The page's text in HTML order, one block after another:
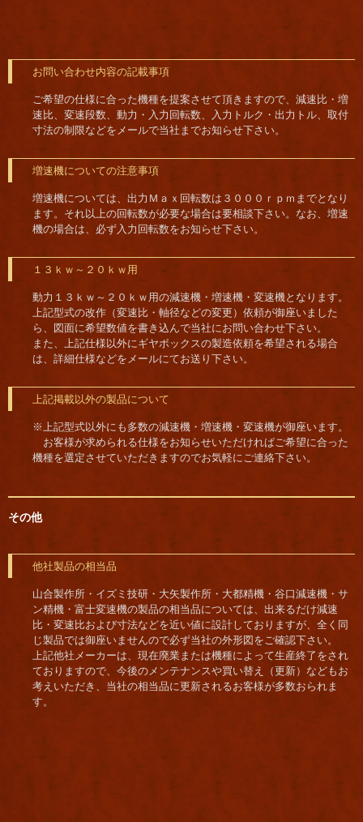
お問い合わせ内容の記載事項
ご希望の仕様に合った機種を提案させて頂きますので、減速比・増
速比、変速段数、動力・入力回転数、入力トルク・出力トル、取付
寸法の制限などをメールで当社までお知らせ下さい。
増速機についての注意事項
増速機については、出力Ｍａｘ回転数は３０００ｒｐｍまでとなり
ます。それ以上の回転数が必要な場合は要相談下さい。なお、増速
機の場合は、必ず入力回転数をお知らせ下さい。
１３ｋｗ～２０ｋｗ用
動力１３ｋｗ～２０ｋｗ用の減速機・増速機・変速機となります。
上記型式の改作（変速比・軸径などの変更）依頼が御座いました
ら、図面に希望数値を書き込んで当社にお問い合わせ下さい。
また、上記仕様以外にギヤボックスの製造依頼を希望される場合
は、詳細仕様などをメールにてお送り下さい。
上記掲載以外の製品について
※上記型式以外にも多数の減速機・増速機・変速機が御座います。
お客様が求められる仕様をお知らせいただければご希望に合った
機種を選定させていただきますのでお気軽にご連絡下さい。
その他
他社製品の相当品
山合製作所・イズミ技研・大矢製作所・大都精機・谷口減速機・サ
ン精機・富士変速機の製品の相当品については、出来るだけ減速
比・変速比および寸法などを近い値に設計しておりますが、全く同
じ製品では御座いませんので必ず当社の外形図をご確認下さい。
上記他社メーカーは、現在廃業または機種によって生産終了をされ
ておりますので、今後のメンテナンスや買い替え（更新）などもお
考えいただき、当社の相当品に更新されるお客様が多数おられま
す。